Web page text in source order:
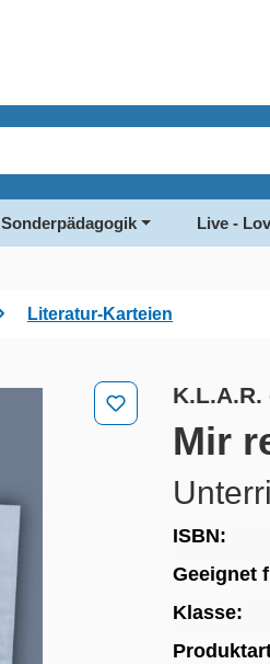
Sonderpädagogik Live -
Literatur-Karteien
Mir
ISBN:
Geeignet
Klasse: